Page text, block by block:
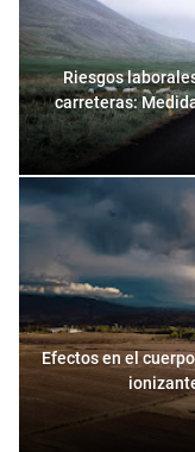
Riesgos
carreteras:
Efectos en el